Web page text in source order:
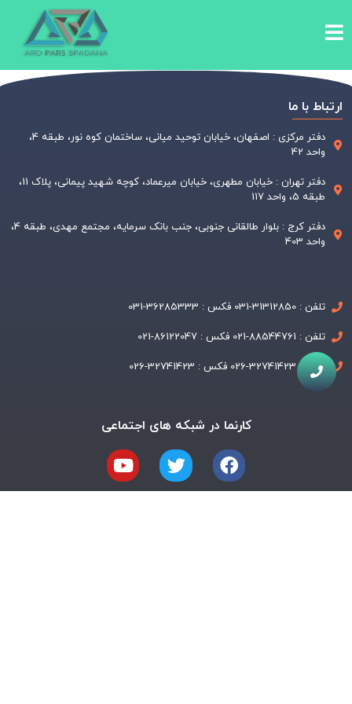
ارتباط با ما
دفتر مرکزی : اصفهان، خیابان توحید میانی، ساختمان کوه نور، طبقه 4،
واحد 42
دفتر تهران : خیابان مطهری، خیابان میرعماد، کوچه شهید پیمانی، پلاک 11،
طبقه 5، واحد 117
دفتر کرج : بلوار طالقانی جنوبی، جنب بانک سرمایه، مجتمع مهدی، طبقه 4،
واحد 403
تلفن : 31312850-031 فکس : 36285333-031
تلفن : 88544761-021 فکس : 86122047-021
تلفن : 32741423-026 فکس : 32741423-026
کارنما در شبکه های اجتماعی